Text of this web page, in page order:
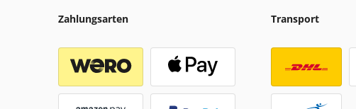
Zahlungsarten Transport